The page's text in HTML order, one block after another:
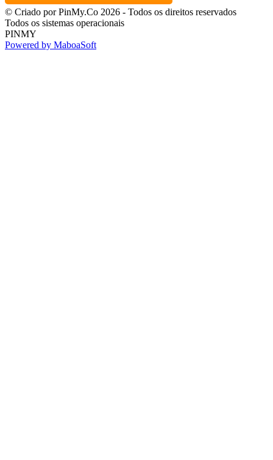
© Criado por PinMy.Co 2026 - Todos os direitos reservados
Todos os sistemas operacionais
PINMY
Powered by MaboaSoft